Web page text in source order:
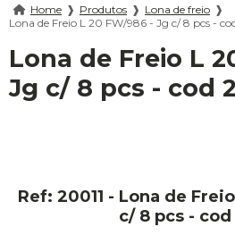
Home ❱ Produtos ❱ Lona de freio ❱
Lona de Freio L 20 FW/986 - Jg c/ 8 pcs -
Lona de Freio L
Jg c/ 8 pcs - cod
Ref: 20011 - Lona de
c/ 8 pcs - cod